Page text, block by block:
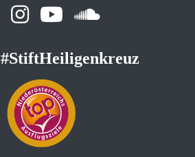
#StiftHeiligenkreuz